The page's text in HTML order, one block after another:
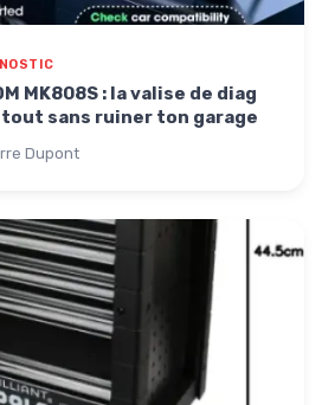
MK808S : la valise de diag
sans ruiner ton garage
Dupont